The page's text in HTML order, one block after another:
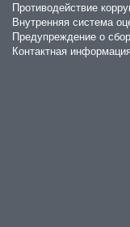
Противодействие
Внутренняя система
Предупреждение о
Контактная информация